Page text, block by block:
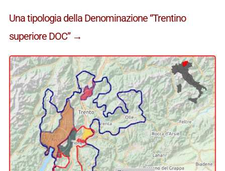
Una tipologia della Denominazione “Trentino
superiore DOC” →